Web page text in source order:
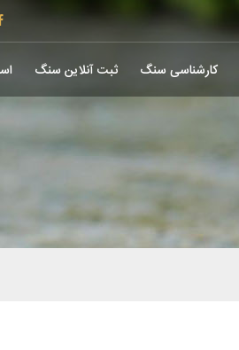
کارشناسی سنگ ثبت آنلاین سنگ